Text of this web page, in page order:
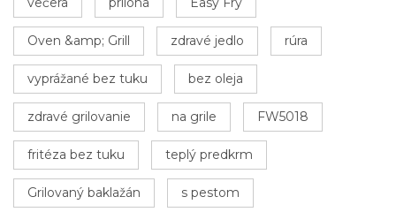
Oven &amp; Grill zdravé jedlo rúra
vyprážané bez tuku bez oleja
zdravé grilovanie na grile FW5018
fritéza bez tuku teplý predkrm
Grilovaný baklažán s pestom